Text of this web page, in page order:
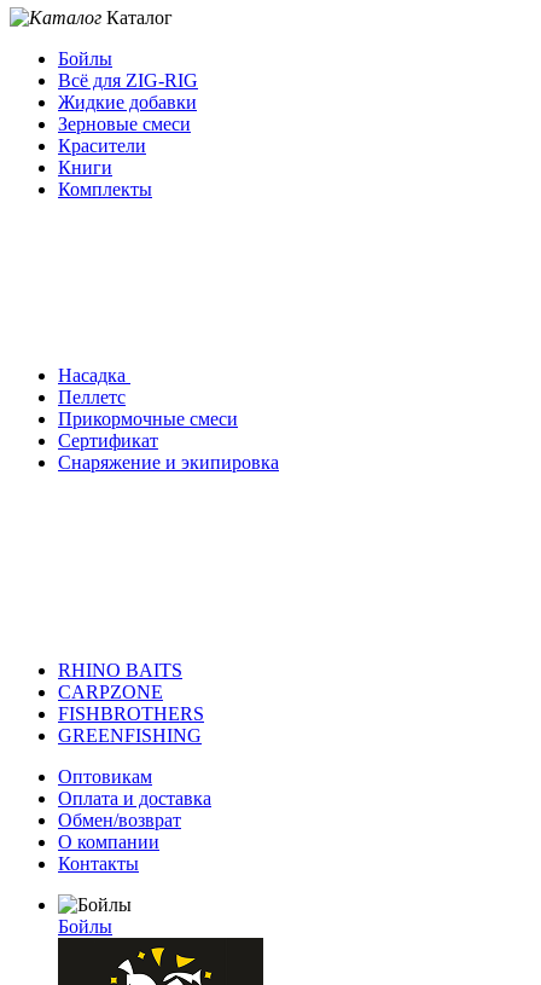
Каталог
Бойлы
Всё для ZIG-RIG
Жидкие добавки
Зерновые смеси
Красители
Книги
Комплекты
Насадка
Пеллетс
Прикормочные смеси
Сертификат
Снаряжение и экипировка
RHINO BAITS
CARPZONE
FISHBROTHERS
GREENFISHING
Оптовикам
Оплата и доставка
Обмен/возврат
О компании
Контакты
Бойлы